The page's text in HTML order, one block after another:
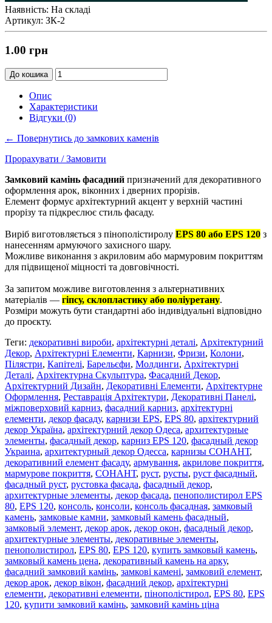
Наявність: На складі
Артикул: ЗК-2
1.00 грн
До кошика
Опис
Характеристики
Відгуки (0)
← Повернутись до замкових каменів
Прорахувати / Замовити
Замковий камінь фасадний призначений для декоративного
оформлення арок, віконних і дверних прорізів.
Елемент формує архітектурний акцент у верхній частині
прорізу та підкреслює стиль фасаду.
Виріб виготовляється з пінополістиролу EPS 80 або EPS 120 з
нанесенням армуючого захисного шару.
Можливе виконання з акриловим або мармуровим покриттям
для підвищеної міцності та довговічності.
За запитом можливе виготовлення з альтернативних
матеріалів — гіпсу, склопластику або поліуретану.
Розміри можуть бути стандартні або індивідуальні відповідно
до проєкту.
Теги: декоративні вироби, архітектурні деталі, Архітектурний
Декор, Архітектурні Елементи, Карнизи, Фризи, Колони,
Пілястри, Капітелі, Барельєфи, Молдинги, Архітектурні
Деталі, Архітектурна Скульптура, Фасадний Декор,
Архітектурний Дизайн, Декоративні Елементи, Архітектурне
Оформлення, Реставрація Архітектури, Декоративні Панелі,
міжповерховий карниз, фасадний карниз, архітектурні
елементи, декор фасаду, карнизи EPS, EPS 80, архітектурний
декор Україна, архітектурний декор Одеса, архитектурные
элементы, фасадный декор, карниз EPS 120, фасадный декор
Украина, архитектурный декор Одесса, карнизы СОНАНТ,
декоративний елемент фасаду, армування, акрилове покриття,
мармурове покриття, СОНАНТ, руст, русты, руст фасадный,
фасадный руст, рустовка фасада, фасадный декор,
архитектурные элементы, декор фасада, пенополистирол EPS
80, EPS 120, консоль, консоли, консоль фасадная, замковый
камень, замковые камни, замковый камень фасадный,
замковый элемент, декор арок, декор окон, фасадный декор,
архитектурные элементы, декоративные элементы,
пенополистирол, EPS 80, EPS 120, купить замковый камень,
замковый камень цена, декоративный камень на арку,
фасадний замковий камінь, замкові камені, замковий елемент,
декор арок, декор вікон, фасадний декор, архітектурні
елементи, декоративні елементи, пінополістирол, EPS 80, EPS
120, купити замковий камінь, замковий камінь ціна